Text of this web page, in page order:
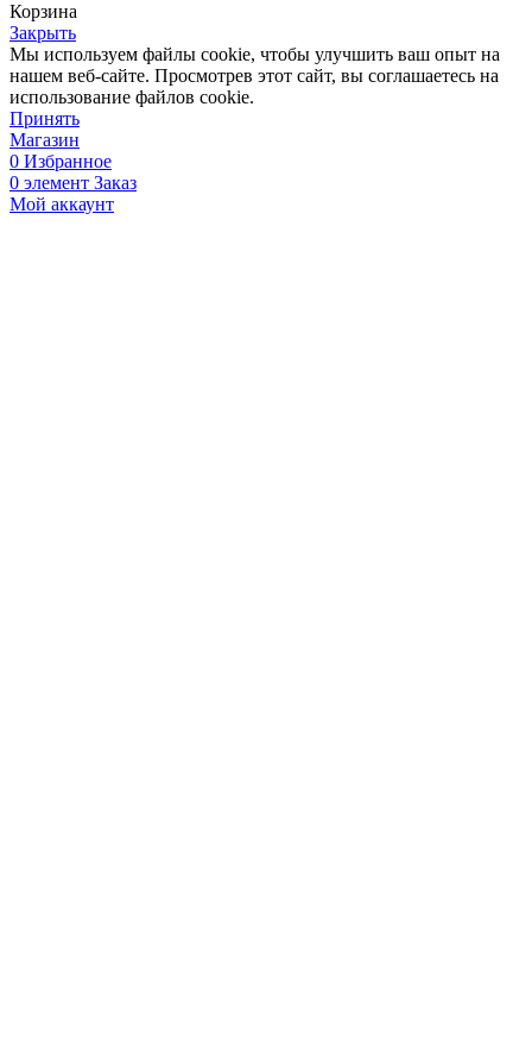
Корзина
Закрыть
Мы используем файлы cookie, чтобы улучшить ваш опыт на
нашем веб-сайте. Просмотрев этот сайт, вы соглашаетесь на
использование файлов cookie.
Принять
Магазин
0 Избранное
0 элемент Заказ
Мой аккаунт